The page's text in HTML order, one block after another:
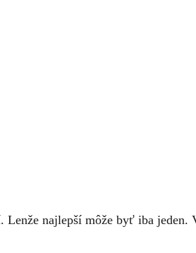
Lenže najlepší môže byť iba